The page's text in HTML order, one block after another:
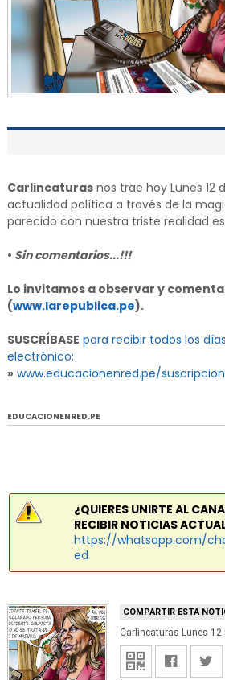
Carlincaturasnos trae hoy Lunes 12
actualidad política a través de la
parecido con nuestra triste realidad
• Sin comentarios...!!!
Lo invitamos a observar y
(www.larepublica.pe).
SUSCRÍBASE para recibir todos los
electrónico:
» www.educacionenred.pe/suscripcion
EDUCACIONENRED.PE
¿QUIERES UNIRTE AL
RECIBIR NOTICIAS
https://whatsapp.com/
ed
COMPARTIR ESTA
Carlincaturas Lunes 12